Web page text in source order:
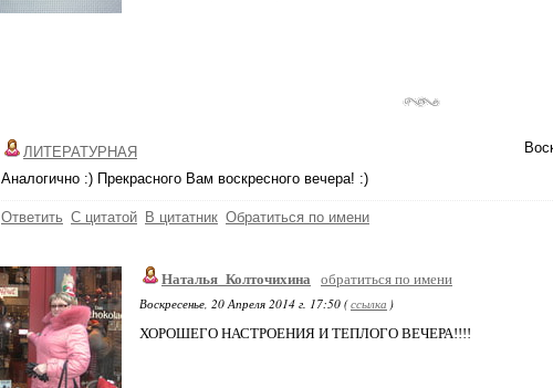
ЛИТЕРАТУРНАЯ
Аналогично :) Прекрасного Вам воскресного вечера! :)
Ответить С цитатой В цитатник Обратиться по имени
Наталья_Колточихина
обратиться по имени
Воскресенье, 20 Апреля 2014 г. 17:50 (ссылка )
ХОРОШЕГО НАСТРОЕНИЯ И ТЕПЛОГО ВЕЧЕРА!!!!